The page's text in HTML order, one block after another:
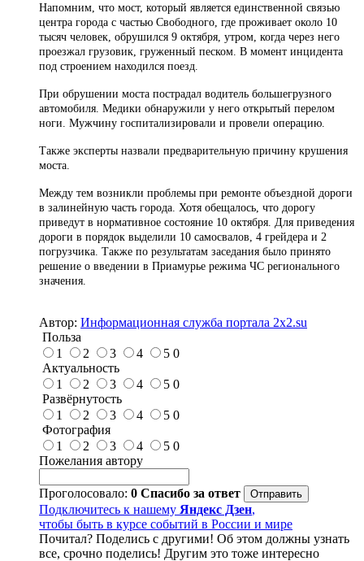
Напомним, что мост, который является единственной связью
центра города с частью Свободного, где проживает около 10
тысяч человек, обрушился 9 октября, утром, когда через него
проезжал грузовик, груженный песком. В момент инцидента
под строением находился поезд.
При обрушении моста пострадал водитель большегрузного
автомобиля. Медики обнаружили у него открытый перелом
ноги. Мужчину госпитализировали и провели операцию.
Также эксперты назвали предварительную причину крушения
моста.
Между тем возникли проблемы при ремонте объездной дороги
в залинейную часть города. Хотя обещалось, что дорогу
приведут в нормативное состояние 10 октября. Для приведения
дороги в порядок выделили 10 самосвалов, 4 грейдера и 2
погрузчика. Также по результатам заседания было принято
решение о введении в Приамурье режима ЧС регионального
значения.
Автор: Информационная служба портала 2x2.su
Польза
1
2 3 4 5 0
Актуальность
1
2 3 4 5 0
Развёрнутость
1
2 3 4 5 0
Фотография
1
2 3 4 5 0
Пожелания автору
Проголосовало: 0 Спасибо за ответ
Подключитесь к нашему Яндекс Дзен,
чтобы быть в курсе событий в России и мире
Почитал? Поделись с другими! Об этом должны узнать
все, срочно поделись! Другим это тоже интересно